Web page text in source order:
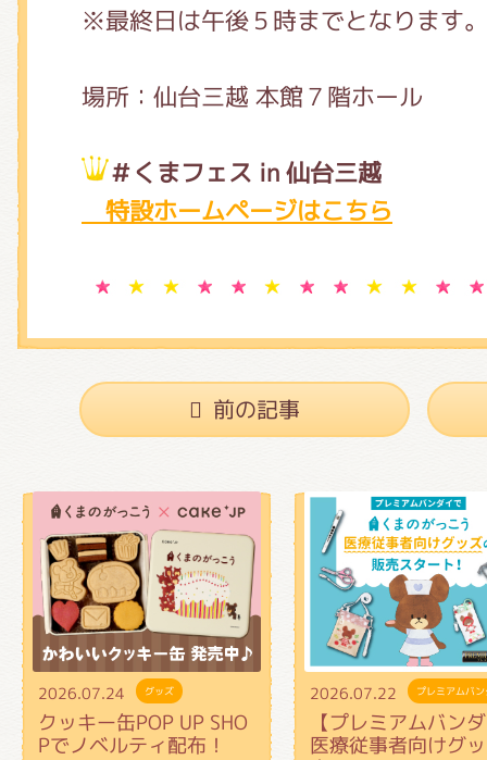
※最終日は午後５時までとなります。
場所：仙台三越 本館７階ホール
＃くまフェス in 仙台三越
特設ホームページはこちら
前の記事
2026.07.24 グッズ
クッキー缶POP UP SHO
Pでノベルティ配布！
2026.07.22 プレミアムバ
【プレミアムバン
医療従事者向けグ